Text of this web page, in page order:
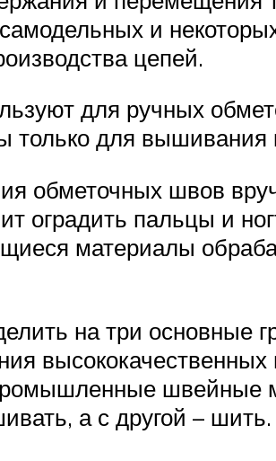
и
цепей.
для ручных
только для вышивания
обметочных швов
оградить пальцы и
материалы
на три
швейные
а с другой –